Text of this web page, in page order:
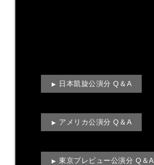
日本凱旋公演分 Q＆A
アメリカ公演分 Q＆A
東京プレビュー公演分 Q＆A